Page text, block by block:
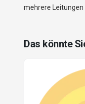
mehrere
Das könnte